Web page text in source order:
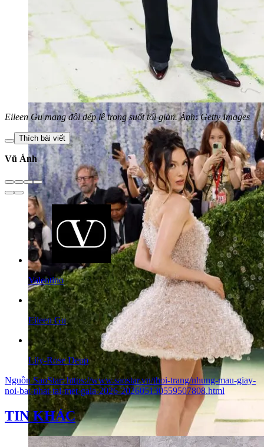
Eileen Gu mang đôi dép lê trong suốt tối giản. Ảnh: Getty Images
Thích bài viết
Vũ Ánh
Valentino
Eileen Gu
Lily-Rose Depp
Nguồn SaoStar: https://www.saostar.vn/thoi-trang/nhung-mau-giay-
noi-bat-nhat-tai-met-gala-2026-202605130559507808.html
TIN KHÁC